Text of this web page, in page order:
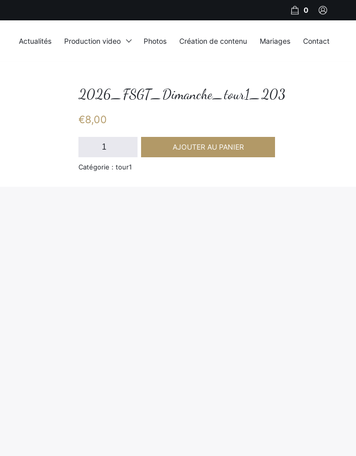
2026_FSGT_Dimanche_tour1_203
€8,00
quantité
2026_FSGT_Dimanche_tour1_203
AJOUTER AU PANIER
Catégorie : tour1
0
Actualités Production video Photos Création de contenu Mariages Contact